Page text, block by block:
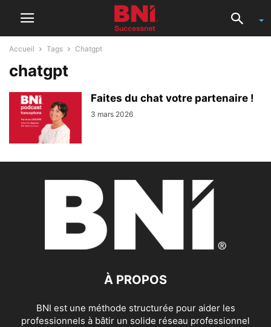
Accueil Tags Chatgpt
chatgpt
Faites du chat votre partenaire !
3 mars 2026
À PROPOS
BNI est une méthode structurée pour aider les
professionnels à bâtir un solide réseau professionnel